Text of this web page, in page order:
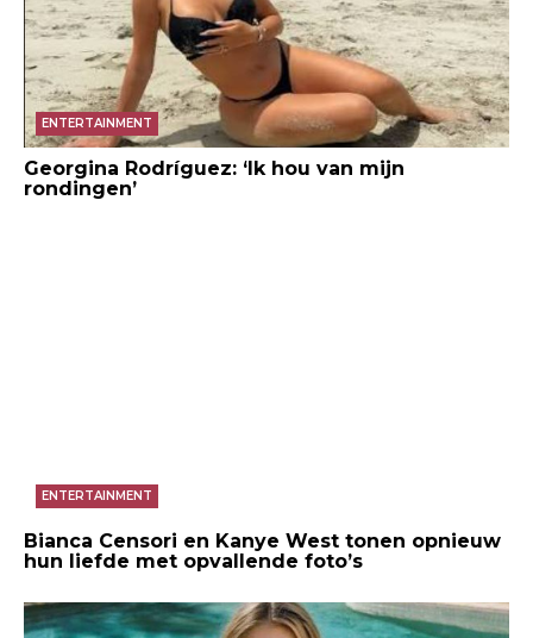
ENTERTAINMENT
Georgina Rodríguez: ‘Ik hou van mijn
rondingen’
ENTERTAINMENT
Bianca Censori en Kanye West tonen opnieuw
hun liefde met opvallende foto’s